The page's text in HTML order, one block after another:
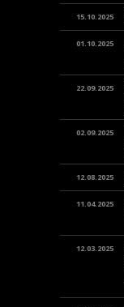
15.10.2025
01.10.2025
22.09.2025
02.09.2025
12.08.2025
11.04.2025
12.03.2025